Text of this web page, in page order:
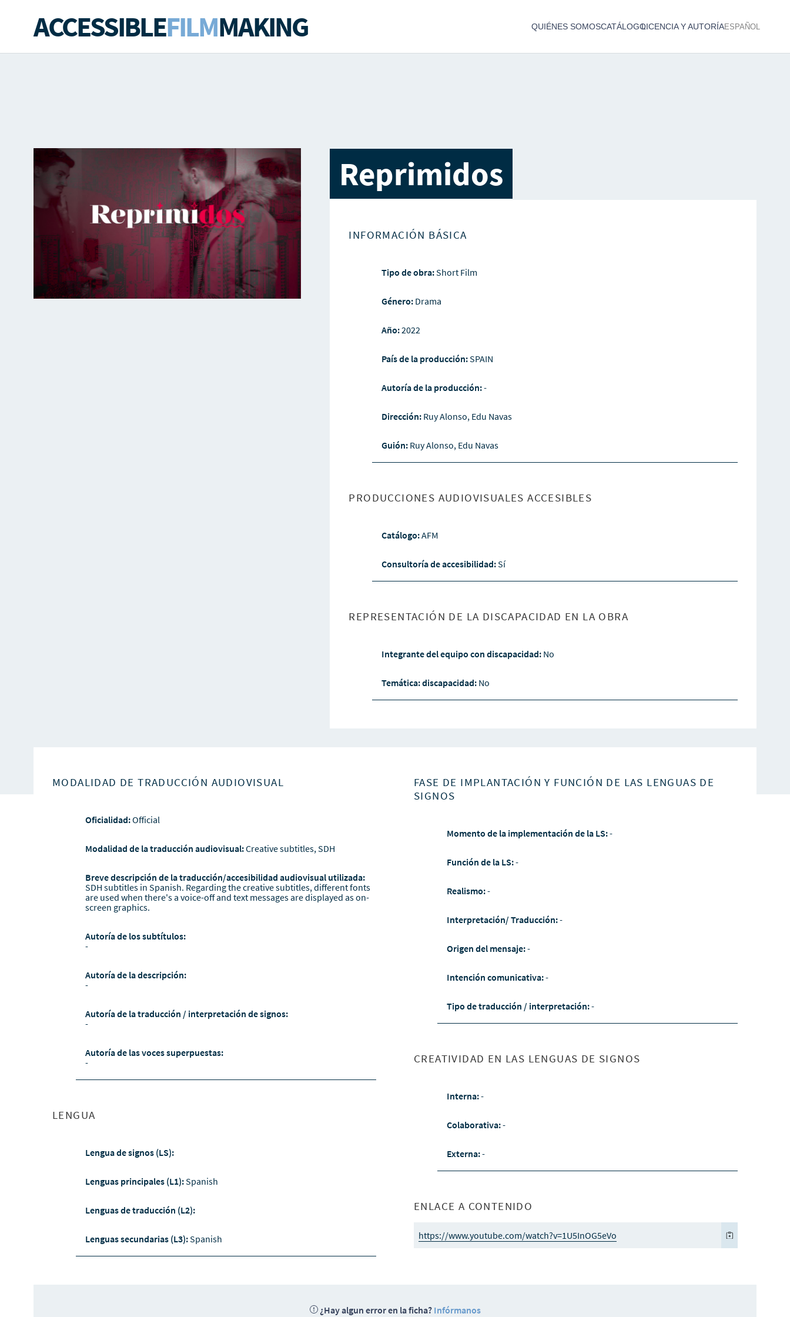
ACCESSIBLEFILMMAKING QUIÉNES SOMOSCATÁLOGOLICENCIA Y AUTORÍAESPAÑOL
Reprimidos
INFORMACIÓN BÁSICA
Tipo de obra:Short Film
Género: Drama
Año:2022
País de la producción:SPAIN
Autoría de la producción:-
Dirección: Ruy Alonso, Edu Navas
Guión: Ruy Alonso, Edu Navas
PRODUCCIONES AUDIOVISUALES ACCESIBLES
Catálogo:AFM
Consultoría de accesibilidad:Sí
REPRESENTACIÓN DE LA DISCAPACIDAD EN LA OBRA
Integrante del equipo con discapacidad: No
Temática: discapacidad: No
MODALIDAD DE TRADUCCIÓN AUDIOVISUAL
Oficialidad:Official
Modalidad de la traducción audiovisual:Creative subtitles, SDH
Breve descripción de la traducción/accesibilidad audiovisual utilizada:
SDH subtitles in Spanish. Regarding the creative subtitles, different fonts
are used when there's a voice-off and text messages are displayed as on-
screen graphics.
Autoría de los subtítulos:
-
Autoría de la descripción:
-
Autoría de la traducción / interpretación de signos:
-
Autoría de las voces superpuestas:
-
LENGUA
Lengua de signos (LS):
Lenguas principales (L1):Spanish
Lenguas de traducción (L2):
Lenguas secundarias (L3):Spanish
FASE DE IMPLANTACIÓN Y FUNCIÓN DE LAS LENGUAS DE
SIGNOS
Momento de la implementación de la LS:-
Función de la LS:-
Realismo:-
Interpretación/ Traducción:-
Origen del mensaje:-
Intención comunicativa:-
Tipo de traducción / interpretación:-
CREATIVIDAD EN LAS LENGUAS DE SIGNOS
Interna:-
Colaborativa:-
Externa:-
ENLACE A CONTENIDO
https://www.youtube.com/watch?v=1U5InOG5eVo
¿Hay algun error en la ficha? Infórmanos